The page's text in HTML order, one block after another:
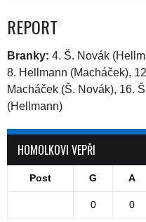
REPORT
Branky: 4. Š. Novák
8. Hellmann (Macháček),
Macháček (Š. Novák), 16.
(Hellmann)
HOMOLKOVI VEPŘI
Post G A
0 0